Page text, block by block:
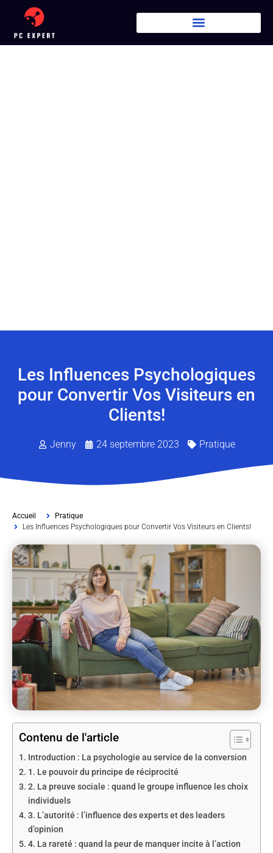
Les Influences Psychologiques
pour Convertir Vos Visiteurs en
Clients!
Jenny 24 septembre 2023 Pratique
Accueil
Pratique
Les Influences Psychologiques pour Convertir Vos Visiteurs en Clients!
Contenu de l'article
Introduction : La psychologie au service de la conversion
1. Le pouvoir du principe de réciprocité
2. La preuve sociale : quand le groupe influence les choix
individuels
3. L’autorité : l’influence des experts et des leaders
d’opinion
4. La rareté : quand la peur de manquer incite à l’action